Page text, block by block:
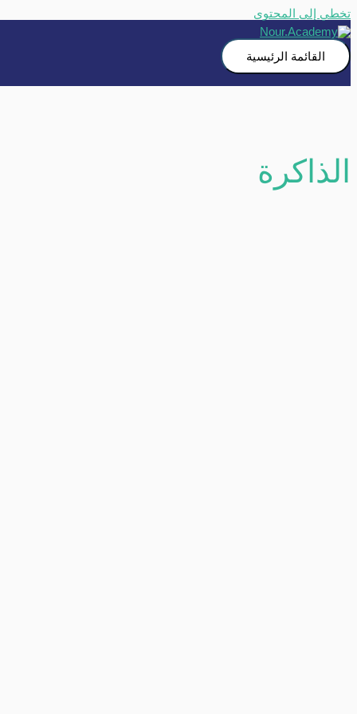
تخطي إلى المحتوى
القائمة الرئيسية
الذاكرة